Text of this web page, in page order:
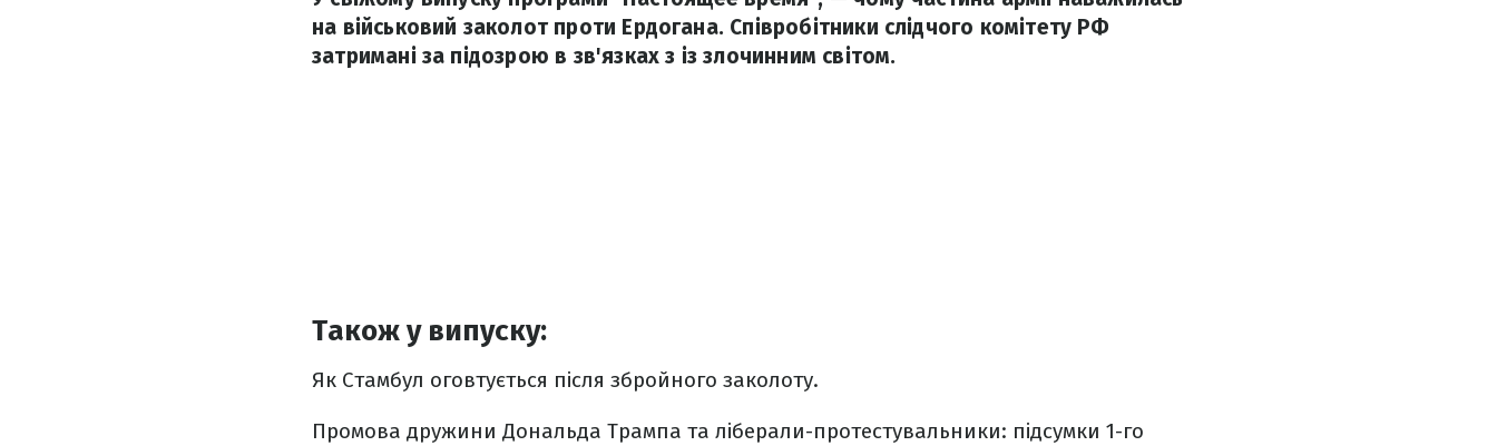
на військовий заколот проти Ердогана. Співробітники слідчого комітету РФ
затримані за підозрою в зв'язках з із злочинним світом.
Також у випуску:
Як Стамбул оговтується після збройного заколоту.
Промова дружини Дональда Трампа та ліберали-протестувальники: підсумки 1-го